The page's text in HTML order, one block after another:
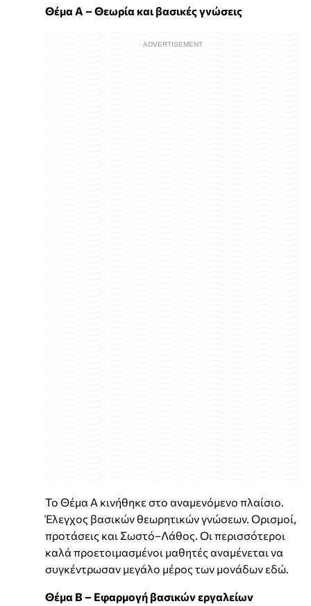
Θέμα Α – Θεωρία και βασικές γνώσεις
Το Θέμα Α κινήθηκε στο αναμενόμενο πλαίσιο.
Έλεγχος βασικών θεωρητικών γνώσεων. Ορισμοί,
προτάσεις και Σωστό–Λάθος. Οι περισσότεροι
καλά προετοιμασμένοι μαθητές αναμένεται να
συγκέντρωσαν μεγάλο μέρος των μονάδων εδώ.
Θέμα Β – Εφαρμογή βασικών εργαλείων